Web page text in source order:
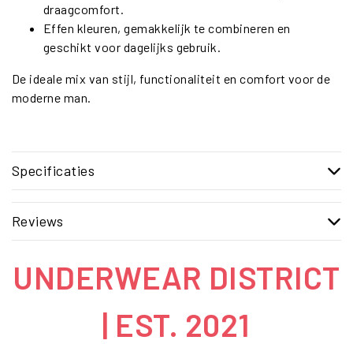
draagcomfort.
Effen kleuren, gemakkelijk te combineren en
geschikt voor dagelijks gebruik.
De ideale mix van stijl, functionaliteit en comfort voor de
moderne man.
Specificaties
Reviews
UNDERWEAR DISTRICT
| EST. 2021